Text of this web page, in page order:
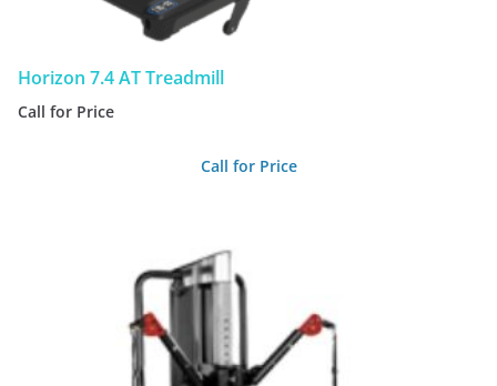
Horizon 7.4 AT Treadmill
Call for Price
Call for Price